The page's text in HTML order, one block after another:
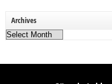
Archives
Archives